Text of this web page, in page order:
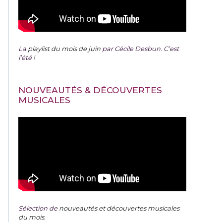
La playlist du mois de juin par Cécile Desbun. C’est
l’été !
NOUVEAUTÉS & DÉCOUVERTES
MUSICALES
Sélection denouveautés et découvertes musicales
du mois.